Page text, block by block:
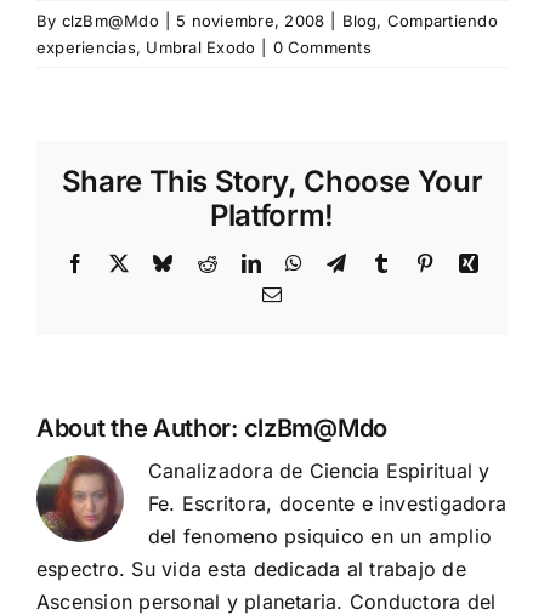
By clzBm@Mdo 5 noviembre, 2008 Blog, Compartiendo
experiencias, Umbral Exodo 0 Comments
Share This Story, Choose Your
Platform!
Facebook BlueskyRedditLinkedInWhatsApp
TelegramTumblr PinterestXing
Email
About the Author: clzBm@Mdo
Canalizadora de Ciencia Espiritual y
Fe. Escritora, docente e investigadora
del fenomeno psiquico en un amplio
espectro. Su vida esta dedicada al trabajo de
Ascension personal y planetaria. Conductora del